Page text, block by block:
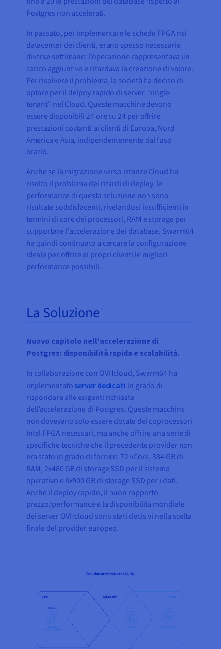
Postgres non accelerati.
In passato, per implementare le schede FPGA nei
datacenter dei clienti, erano spesso necessarie
diverse settimane: l’operazione rappresentava un
carico aggiuntivo e ritardava la creazione di valore.
Per risolvere il problema, la società ha deciso di
optare per il delpoy rapido di server "single-
tenant" nel Cloud. Queste macchine devono
essere disponibili 24 ore su 24 per offrire
prestazioni costanti ai clienti di Europa, Nord
America e Asia, indipendentemente dal fuso
orario.
Anche se la migrazione verso istanze Cloud ha
risolto il problema dei ritardi di deploy, le
performance di questa soluzione non sono
risultate soddisfacenti, rivelandosi insufficienti in
termini di core dei processori, RAM e storage per
supportare l'accelerazione dei database. Swarm64
ha quindi continuato a cercare la configurazione
ideale per offrire ai propri clienti le migliori
performance possibili.
La Soluzione
Nuovo capitolo nell'accelerazione di
Postgres: disponibilità rapida e scalabilità.
In collaborazione con OVHcloud, Swarm64 ha
implementato server dedicati in grado di
rispondere alle esigenti richieste
dell’accelerazione di Postgres. Queste macchine
non dovevano solo essere dotate dei coprocessori
Intel FPGA necessari, ma anche offrire una serie di
specifiche tecniche che il precedente provider non
era stato in grado di fornire: 72 vCore, 384 GB di
RAM, 2x480 GB di storage SSD per il sistema
operativo e 8x900 GB di storage SSD per i dati.
Anche il deploy rapido, il buon rapporto
prezzo/performance e la disponibilità mondiale
dei server OVHcloud sono stati decisivi nella scelta
finale del provider europeo.